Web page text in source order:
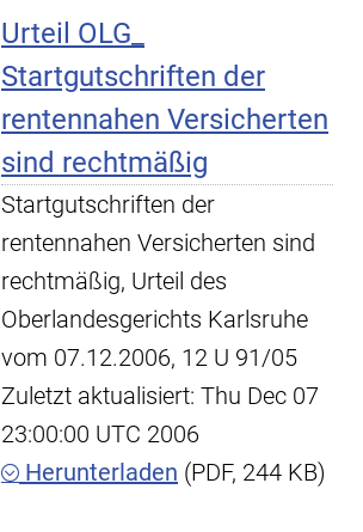
Urteil OLG_
Startgutschriften der
rentennahen Versicherten
sind rechtmäßig
Startgutschriften der
rentennahen Versicherten sind
rechtmäßig, Urteil des
Oberlandesgerichts Karlsruhe
vom 07.12.2006, 12 U 91/05
Zuletzt aktualisiert: Thu Dec 07
23:00:00 UTC 2006
Herunterladen (PDF, 244 KB)